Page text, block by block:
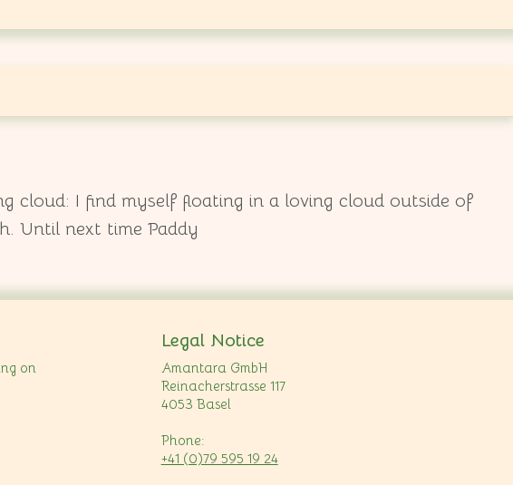
cloud: I find myself floating in a loving cloud outside of
Until next time Paddy
on
Legal Notice
Amantara GmbH
Reinacherstrasse 117
4053 Basel
Phone:
+41 (0)79 595 19 24